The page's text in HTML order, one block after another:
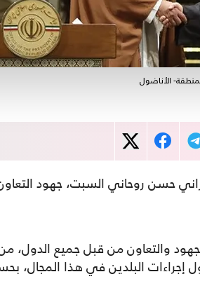
الأناضول
حسن روحاني السبت، جهود
والتعاون من قبل جميع الدول،
إجراءات البلدين في هذا المجال،